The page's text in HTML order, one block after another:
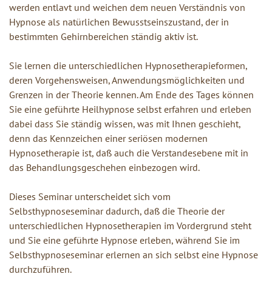
werden entlavt und weichen dem neuen Verständnis von
Hypnose als natürlichen Bewusstseinszustand, der in
bestimmten Gehirnbereichen ständig aktiv ist.
Sie lernen die unterschiedlichen Hypnosetherapieformen,
deren Vorgehensweisen, Anwendungsmöglichkeiten und
Grenzen in der Theorie kennen. Am Ende des Tages können
Sie eine geführte Heilhypnose selbst erfahren und erleben
dabei dass Sie ständig wissen, was mit Ihnen geschieht,
denn das Kennzeichen einer seriösen modernen
Hypnosetherapie ist, daß auch die Verstandesebene mit in
das Behandlungsgeschehen einbezogen wird.
Dieses Seminar unterscheidet sich vom
Selbsthypnoseseminar dadurch, daß die Theorie der
unterschiedlichen Hypnosetherapien im Vordergrund steht
und Sie eine geführte Hypnose erleben, während Sie im
Selbsthypnoseseminar erlernen an sich selbst eine Hypnose
durchzuführen.